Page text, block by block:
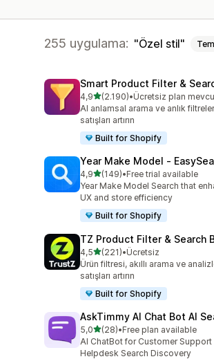
255 uygulama: Özel stil
Smart Product Filter &
4,95 yıldız üzerinden
(2.190)
toplam 2190 değerlendirme
•Ücretsiz plan
AI anlamsal arama ve anlık
satışları artırın
Built for Shopify
Year Make Model ‑
4,95 yıldız üzerinden
(149)
toplam 149 değerlendirme
•Free trial available
Year Make Model Search that
UX and store efficiency
Built for Shopify
TZ Product Filter & Search
4,55 yıldız üzerinden
(221)
toplam 221 değerlendirme
•Ücretsiz
Ürün filtresi, akıllı arama ve
satışları artırın
Built for Shopify
AskTimmy AI Chat Bot AI
5,05 yıldız üzerinden
(28)
toplam 28 değerlendirme
•Free plan available
AI ChatBot for Customer Support
Helpdesk Search Discovery